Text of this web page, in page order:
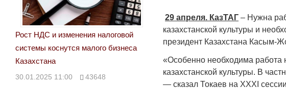
29 апреля. КазТАГ – Нужна
казахстанской культуры и
президент Казахстана Касым-
«Особенно необходима
казахстанской культуры. В
— сказал Токаев на XXXI
Рост НДС и изменения налоговой
системы коснутся малого бизнеса
Казахстана
30.01.2025 11:00 43648